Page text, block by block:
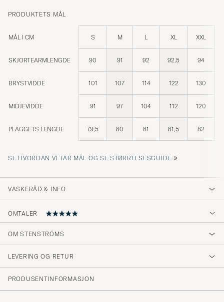
PRODUKTETS MÅL
MÅL I CM S M L XL XXL
SKJORTEARMLENGDE 90 91 92 92,5 94
BRYSTVIDDE 101 107 114 122 130
MIDJEVIDDE 91 97 104 112 120
PLAGGETS LENGDE 79,5 80 81 81,5 82
SE HVORDAN VI TAR MÅL OG SE STØRRELSESGUIDE »
VASKERÅD & INFO
OMTALER
5
OM STENSTRÖMS
LEVERING OG RETUR
PRODUSENTINFORMASJON